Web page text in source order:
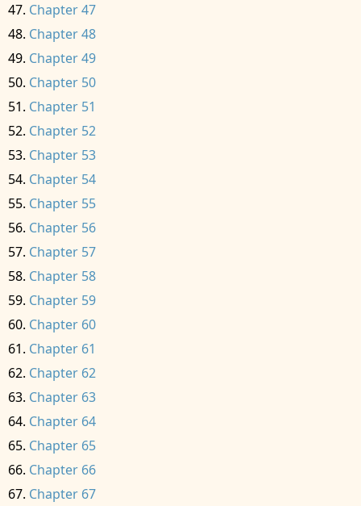
Chapter 47
Chapter 48
Chapter 49
Chapter 50
Chapter 51
Chapter 52
Chapter 53
Chapter 54
Chapter 55
Chapter 56
Chapter 57
Chapter 58
Chapter 59
Chapter 60
Chapter 61
Chapter 62
Chapter 63
Chapter 64
Chapter 65
Chapter 66
Chapter 67